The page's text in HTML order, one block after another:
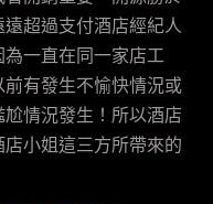
超過支付酒店經紀人
一直在同一家店工
有發生不愉快情況或
情況發生！所以酒店
小姐這三方所帶來的